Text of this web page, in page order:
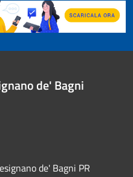
de' Bagni
de' Bagni PR